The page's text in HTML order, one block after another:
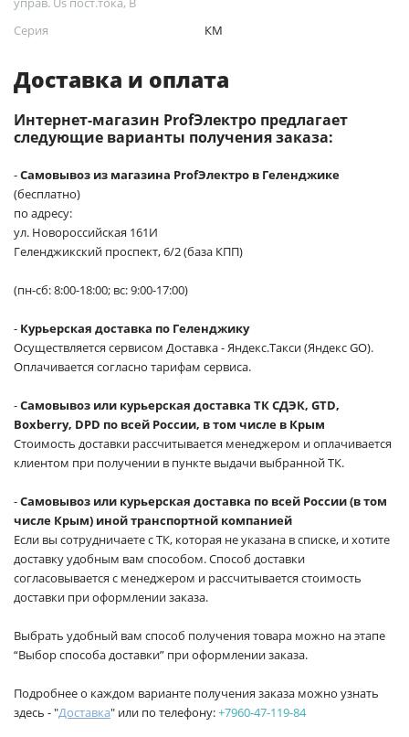
Серия
КМ
Доставка и оплата
Интернет-магазин ProfЭлектро предлагает
следующие варианты получения заказа:
-Самовывоз из магазина ProfЭлектро в Геленджике
(бесплатно)
по адресу:
ул. Новороссийская 161И
Геленджикский проспект, 6/2 (база КПП)
(пн-сб: 8:00-18:00; вс: 9:00-17:00)
- Курьерская доставка по Геленджику
Осуществляется сервисом Доставка - Яндекс.Такси (Яндекс GO).
Оплачивается согласно тарифам сервиса.
-Самовывоз или курьерская доставка ТК СДЭК, GTD,
Boxberry, DPD по всей России, в том числе в Крым
Стоимость доставки рассчитывается менеджером и оплачивается
клиентом при получении в пункте выдачи выбранной ТК.
-Самовывоз или курьерская доставка по всей России (в том
числе Крым) иной транспортной компанией
Если вы сотрудничаете с ТК, которая не указана в списке, и хотите
доставку удобным вам способом. Способ доставки
согласовывается с менеджером и рассчитывается стоимость
доставки при оформлении заказа.
Выбрать удобный вам способ получения товара можно на этапе
“Выбор способа доставки” при оформлении заказа.
Подробнее о каждом варианте получения заказа можно узнать
здесь - "Доставка" или по телефону:+7960-47-119-84